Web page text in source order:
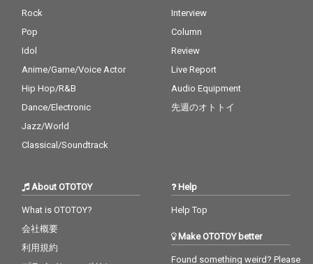
力強いメッセージが、
日、ESAKA MUSEにて
開催される自主企画フ
撃をそのままパッケー
ジした今作。 加速し続
止まり、自分だけの
す。
Rock
Pop
Idol
Anime/Game/Voice Actor
Hip Hop/R&B
Dance/Electronic
Jazz/World
Classical/Soundtrack
Interview
Column
Review
Live Report
Audio Equipment
先週のオトトイ
About OTOTOY
What is OTOTOY?
会社概要
利用規約
Help
Help Top
Make OTOTOY better
Found something weird? Please